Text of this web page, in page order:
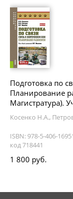
Подготовка по
Планирование
Магистратура).
Косенко Н.А.,
ISBN: 978-5-406-
код 718441
1 800 руб.